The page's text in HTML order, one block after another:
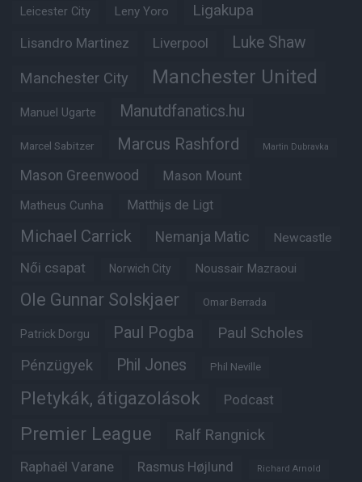
Leicester City Leny Yoro Ligakupa
Lisandro Martinez Liverpool Luke Shaw
Manchester City Manchester United
Manuel Ugarte Manutdfanatics.hu
Marcel Sabitzer Marcus Rashford Martin Dubravka
Mason Greenwood Mason Mount
Matheus Cunha Matthijs de Ligt
Michael Carrick Nemanja Matic Newcastle
Női csapat Norwich City Noussair Mazraoui
Ole Gunnar Solskjaer Omar Berrada
Patrick Dorgu Paul Pogba Paul Scholes
Pénzügyek Phil Jones Phil Neville
Pletykák, átigazolások Podcast
Premier League Ralf Rangnick
Raphaël Varane Rasmus Højlund Richard Arnold